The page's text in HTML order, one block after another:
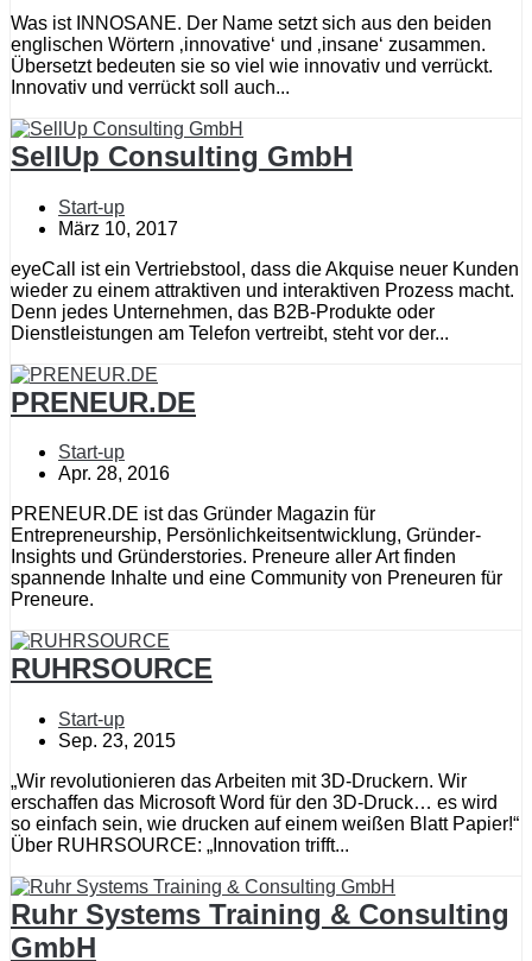
Was ist INNOSANE. Der Name setzt sich aus den beiden
englischen Wörtern ‚innovative‘ und ‚insane‘ zusammen.
Übersetzt bedeuten sie so viel wie innovativ und verrückt.
Innovativ und verrückt soll auch...
SellUp Consulting GmbH
Start-up
März 10, 2017
eyeCall ist ein Vertriebstool, dass die Akquise neuer Kunden
wieder zu einem attraktiven und interaktiven Prozess macht.
Denn jedes Unternehmen, das B2B-Produkte oder
Dienstleistungen am Telefon vertreibt, steht vor der...
PRENEUR.DE
Start-up
Apr. 28, 2016
PRENEUR.DE ist das Gründer Magazin für
Entrepreneurship, Persönlichkeitsentwicklung, Gründer-
Insights und Gründerstories. Preneure aller Art finden
spannende Inhalte und eine Community von Preneuren für
Preneure.
RUHRSOURCE
Start-up
Sep. 23, 2015
„Wir revolutionieren das Arbeiten mit 3D-Druckern. Wir
erschaffen das Microsoft Word für den 3D-Druck… es wird
so einfach sein, wie drucken auf einem weißen Blatt Papier!“
Über RUHRSOURCE: „Innovation trifft...
Ruhr Systems Training & Consulting
GmbH